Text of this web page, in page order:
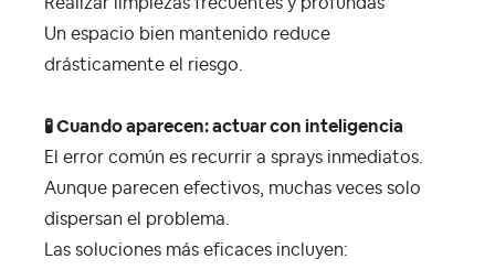
Un espacio bien mantenido reduce
drásticamente el riesgo.
🧪 Cuando aparecen: actuar con inteligencia
El error común es recurrir a sprays inmediatos.
Aunque parecen efectivos, muchas veces solo
dispersan el problema.
Las soluciones más eficaces incluyen: